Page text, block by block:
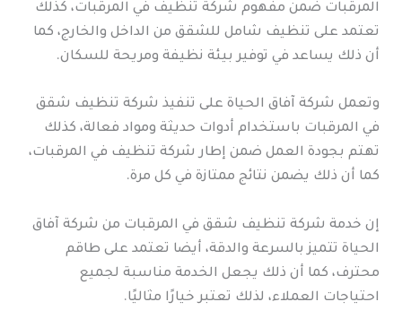
المرقبات ضمن مفهوم شركة تنظيف في المرقبات، كذلك
تعتمد على تنظيف شامل للشقق من الداخل والخارج، كما
أن ذلك يساعد في توفير بيئة نظيفة ومريحة للسكان.
وتعمل شركة آفاق الحياة على تنفيذ شركة تنظيف شقق
في المرقبات باستخدام أدوات حديثة ومواد فعالة، كذلك
تهتم بجودة العمل ضمن إطار شركة تنظيف في المرقبات،
كما أن ذلك يضمن نتائج ممتازة في كل مرة.
إن خدمة شركة تنظيف شقق في المرقبات من شركة آفاق
الحياة تتميز بالسرعة والدقة، أيضا تعتمد على طاقم
محترف، كما أن ذلك يجعل الخدمة مناسبة لجميع
احتياجات العملاء، لذلك تعتبر خيارًا مثاليًا.